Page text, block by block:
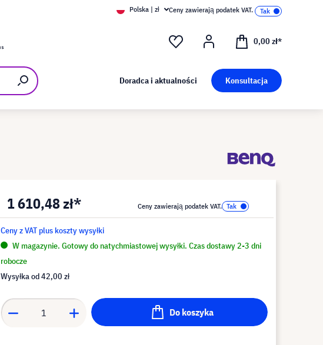
Polska | zł Ceny zawierają podatek VAT.
0,00 zł*
Doradca i aktualności Konsultacja
1 610,48 zł* Ceny zawierają podatek VAT.
Ceny z VAT plus koszty wysyłki
W magazynie. Gotowy do natychmiastowej wysyłki. Czas dostawy 2-3 dni
robocze
Wysyłka od42,00 zł
Do koszyka